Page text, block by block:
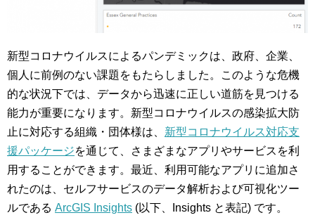
新型コロナウイルスによるパンデミックは、政府、企業、
個人に前例のない課題をもたらしました。このような危機
的な状況下では、データから迅速に正しい道筋を見つける
能力が重要になります。新型コロナウイルスの感染拡大防
止に対応する組織・団体様は、 新型コロナウイルス対応支
援パッケージを通じて、さまざまなアプリやサービスを利
用することができます。最近、利用可能なアプリに追加さ
れたのは、セルフサービスのデータ解析および可視化ツー
ルである ArcGIS Insights (以下、Insights と表記) です。